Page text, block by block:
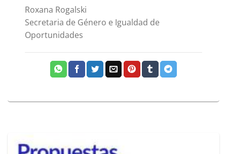
Roxana Rogalski
Secretaria de Género e Igualdad de
Oportunidades